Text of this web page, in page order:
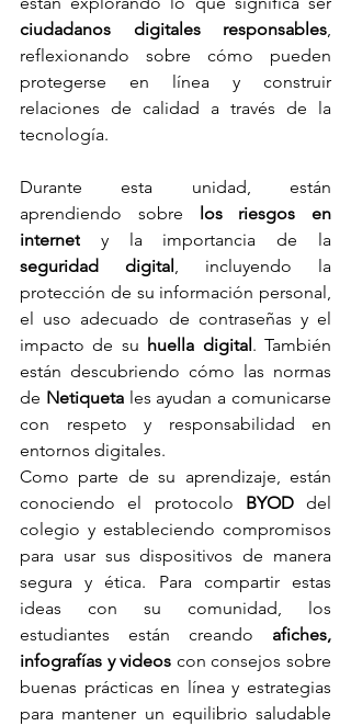
ciudadanos digitales responsables,
reflexionando sobre cómo pueden
protegerse en línea y construir
relaciones de calidad a través de la
tecnología.
Durante esta unidad, están
aprendiendo sobre
los riesgos en
internet
seguridad digital , incluyendo la
protección de su información personal,
el uso adecuado de contraseñas y el
impacto de su huella digital . También
están descubriendo cómo las normas
de Netiqueta les ayudan a comunicarse
con respeto y responsabilidad en
entornos digitales.
Como parte de su aprendizaje, están
conociendo el protocolo BYOD del
colegio y estableciendo compromisos
para usar sus dispositivos de manera
segura y ética. Para compartir estas
ideas con su comunidad, los
estudiantes están creando afiches,
infografías y videos con consejos sobre
buenas prácticas en línea y estrategias
para mantener un equilibrio saludable